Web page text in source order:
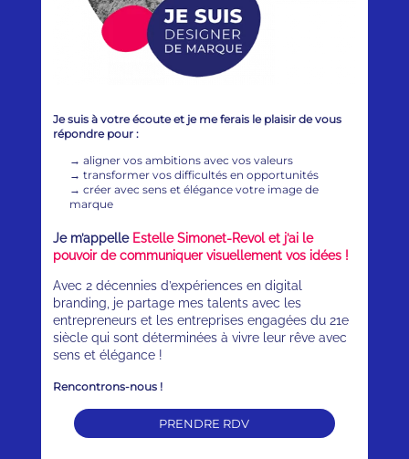
Je suis à votre écoute et je me ferais le plaisir de vous
répondre pour :
→aligner vos ambitions avec vos valeurs
→transformer vos difficultés en opportunités
→créer avec sens et élégance votre image de
marque
Je m’appelle Estelle Simonet-Revol et j’ai le
pouvoir de communiquer visuellement vos idées !
Avec 2 décennies d’expériences en digital
branding, je partage mes talents avec les
entrepreneurs et les entreprises engagées du 21e
siècle qui sont déterminées à vivre leur rêve avec
sens et élégance !
Rencontrons-nous !
PRENDRE RDV